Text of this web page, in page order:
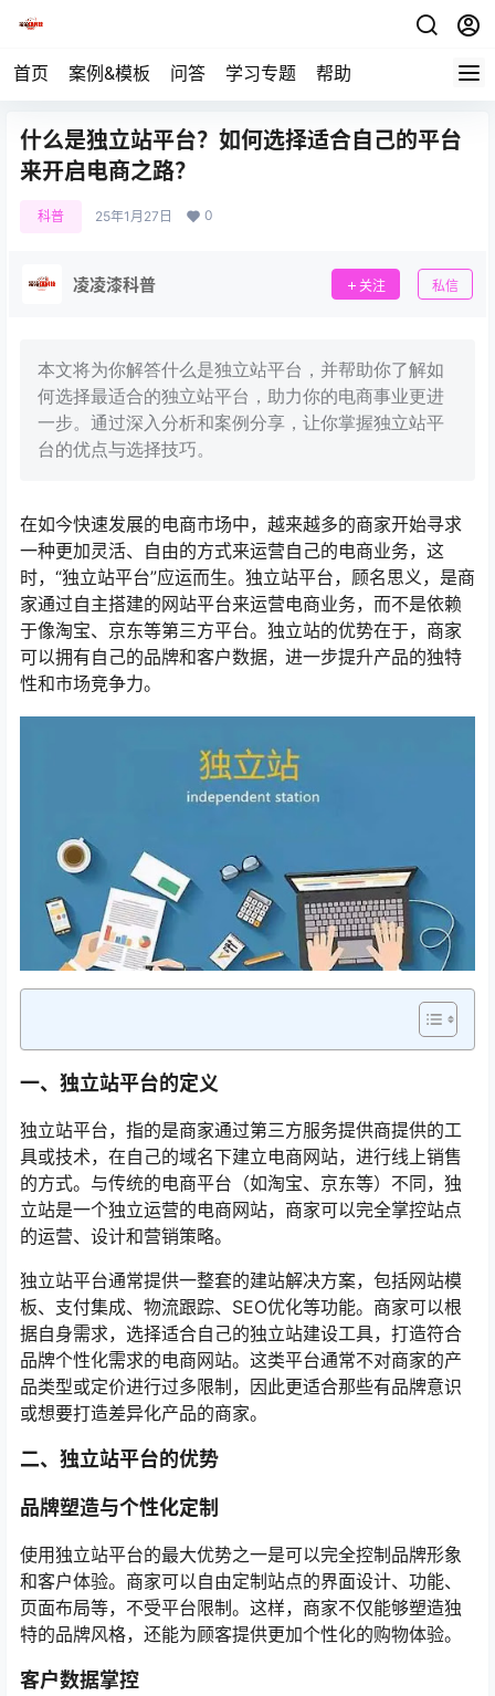
首页 案例&模板 问答 学习专题 帮助
什么是独立站平台？如何选择适合自己的平台
来开启电商之路？
科普 25年1月27日 0
凌凌漆科普 关注 私信
本文将为你解答什么是独立站平台，并帮助你了解如
何选择最适合的独立站平台，助力你的电商事业更进
一步。通过深入分析和案例分享，让你掌握独立站平
台的优点与选择技巧。
在如今快速发展的电商市场中，越来越多的商家开始寻求
一种更加灵活、自由的方式来运营自己的电商业务，这
时，“独立站平台”应运而生。独立站平台，顾名思义，是商
家通过自主搭建的网站平台来运营电商业务，而不是依赖
于像淘宝、京东等第三方平台。独立站的优势在于，商家
可以拥有自己的品牌和客户数据，进一步提升产品的独特
性和市场竞争力。
一、独立站平台的定义
独立站平台，指的是商家通过第三方服务提供商提供的工
具或技术，在自己的域名下建立电商网站，进行线上销售
的方式。与传统的电商平台（如淘宝、京东等）不同，独
立站是一个独立运营的电商网站，商家可以完全掌控站点
的运营、设计和营销策略。
独立站平台通常提供一整套的建站解决方案，包括网站模
板、支付集成、物流跟踪、SEO优化等功能。商家可以根
据自身需求，选择适合自己的独立站建设工具，打造符合
品牌个性化需求的电商网站。这类平台通常不对商家的产
品类型或定价进行过多限制，因此更适合那些有品牌意识
或想要打造差异化产品的商家。
二、独立站平台的优势
品牌塑造与个性化定制
使用独立站平台的最大优势之一是可以完全控制品牌形象
和客户体验。商家可以自由定制站点的界面设计、功能、
页面布局等，不受平台限制。这样，商家不仅能够塑造独
特的品牌风格，还能为顾客提供更加个性化的购物体验。
客户数据掌控